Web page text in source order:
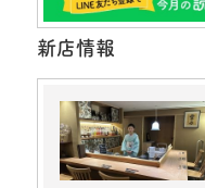
新店情報